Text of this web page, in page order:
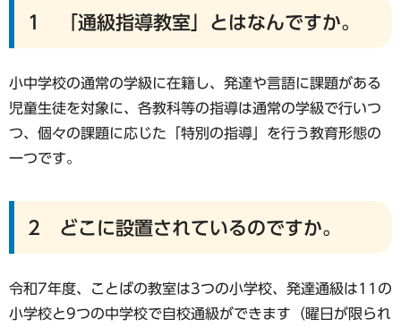
1 「通級指導教室」とはなんですか。
小中学校の通常の学級に在籍し、発達や言語に課題がある
児童生徒を対象に、各教科等の指導は通常の学級で行いつ
つ、個々の課題に応じた「特別の指導」を行う教育形態の
一つです。
2 どこに設置されているのですか。
令和7年度、ことばの教室は3つの小学校、発達通級は11の
小学校と9つの中学校で自校通級ができます（曜日が限られ